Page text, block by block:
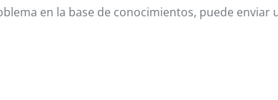
en la base de conocimientos, puede enviar